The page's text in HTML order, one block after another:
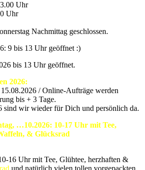
Uhr
Uhr
Nachmittag geschlossen.
9 bis 13 Uhr geöffnet :)
bis 13 Uhr geöffnet.
2026:
/ Online-Aufträge werden
bis + 3 Tage.
sind wir wieder für Dich und persönlich da.
…10.2026: 10-17 Uhr mit Tee,
& Glücksrad
16 Uhr mit Tee, Glühtee, herzhaften &
und natürlich vielen tollen vorgepackten